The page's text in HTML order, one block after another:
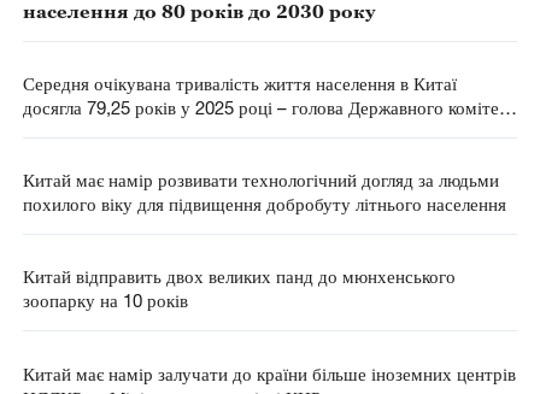
населення до 80 років до 2030 року
Середня очікувана тривалість життя населення в Китаї
досягла 79,25 років у 2025 році – голова Державного комітету
Китай має намір розвивати технологічний догляд за людьми
похилого віку для підвищення добробуту літнього населення
Китай відправить двох великих панд до мюнхенського
зоопарку на 10 років
Китай має намір залучати до країни більше іноземних центрів